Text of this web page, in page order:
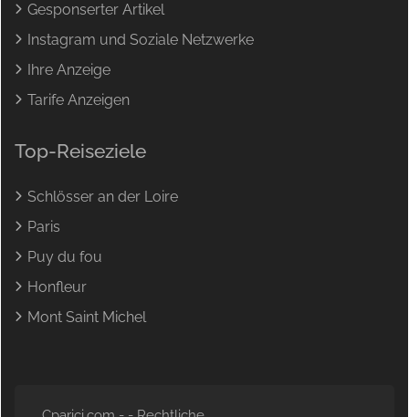
Gesponserter Artikel
Instagram und Soziale Netzwerke
Ihre Anzeige
Tarife Anzeigen
Top-Reiseziele
Schlösser an der Loire
Paris
Puy du fou
Honfleur
Mont Saint Michel